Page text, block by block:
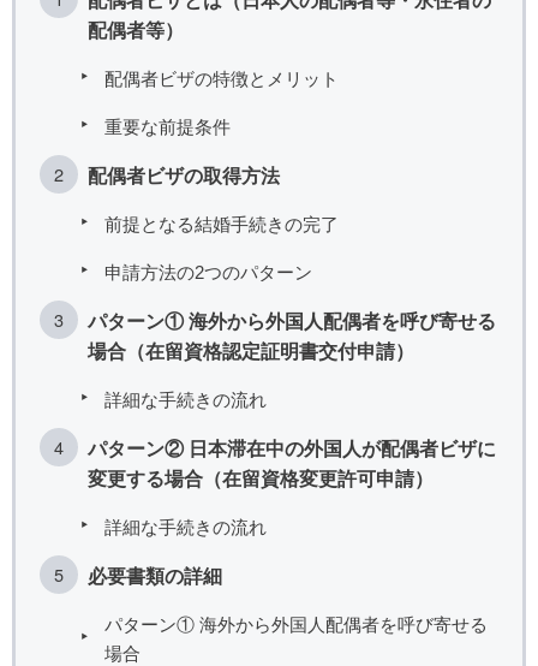
配偶者等）
配偶者ビザの特徴とメリット
重要な前提条件
配偶者ビザの取得方法
前提となる結婚手続きの完了
申請方法の2つのパターン
パターン① 海外から外国人配偶者を呼び寄せる
場合（在留資格認定証明書交付申請）
詳細な手続きの流れ
パターン② 日本滞在中の外国人が配偶者ビザに
変更する場合（在留資格変更許可申請）
詳細な手続きの流れ
必要書類の詳細
パターン① 海外から外国人配偶者を呼び寄せる
場合